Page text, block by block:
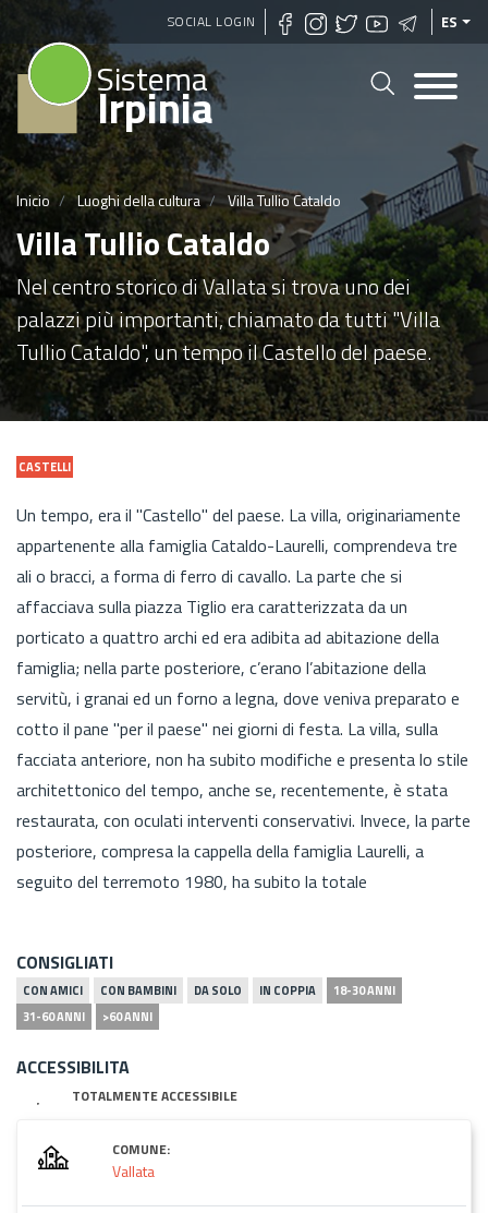
Pasar
al
SOCIAL LOGIN ES
Sistema
Irpinia
Inicio Luoghi della cultura Villa Tullio Cataldo
Villa Tullio Cataldo
Nel centro storico di Vallata si trova uno dei
palazzi più importanti, chiamato da tutti "Villa
Tullio Cataldo", un tempo il Castello del paese.
CASTELLI
Un tempo, era il "Castello" del paese. La villa, originariamente
appartenente alla famiglia Cataldo-Laurelli, comprendeva tre
ali o bracci, a forma di ferro di cavallo. La parte che si
affacciava sulla piazza Tiglio era caratterizzata da un
porticato a quattro archi ed era adibita ad abitazione della
famiglia; nella parte posteriore, c’erano l’abitazione della
servitù, i granai ed un forno a legna, dove veniva preparato e
cotto il pane "per il paese" nei giorni di festa. La villa, sulla
facciata anteriore, non ha subito modifiche e presenta lo stile
architettonico del tempo, anche se, recentemente, è stata
restaurata, con oculati interventi conservativi. Invece, la parte
posteriore, compresa la cappella della famiglia Laurelli, a
seguito del terremoto 1980, ha subito la totale
CONSIGLIATI
CON AMICI CON BAMBINI DA SOLO IN COPPIA
18-30 ANNI
31-60 ANNI
>60 ANNI
ACCESSIBILITA
TOTALMENTE ACCESSIBILE
COMUNE:
Vallata